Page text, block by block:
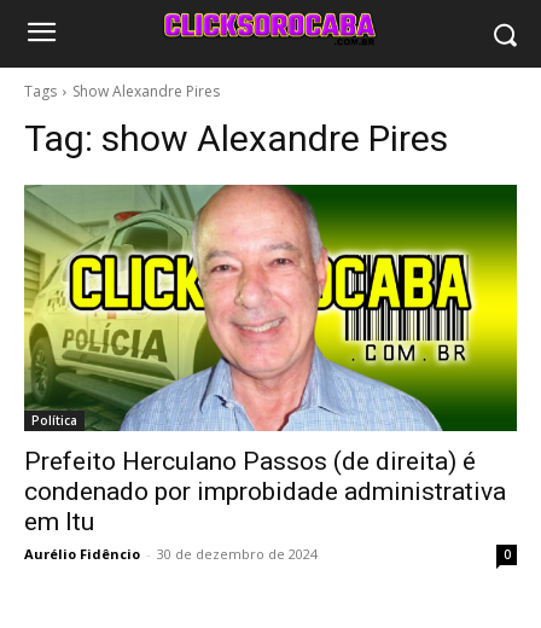
Tags Show Alexandre Pires
Tag: show Alexandre Pires
Política
Prefeito Herculano Passos (de direita) é
condenado por improbidade administrativa
em Itu
Aurélio Fidêncio - 30 de dezembro de 2024 0